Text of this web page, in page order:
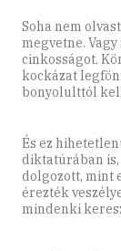
Soha nem
megvetne.
cinkosságot.
kockázat
bonyolulttól
És ez
diktatúrában is,
dolgozott, mint
érezték
mindenki